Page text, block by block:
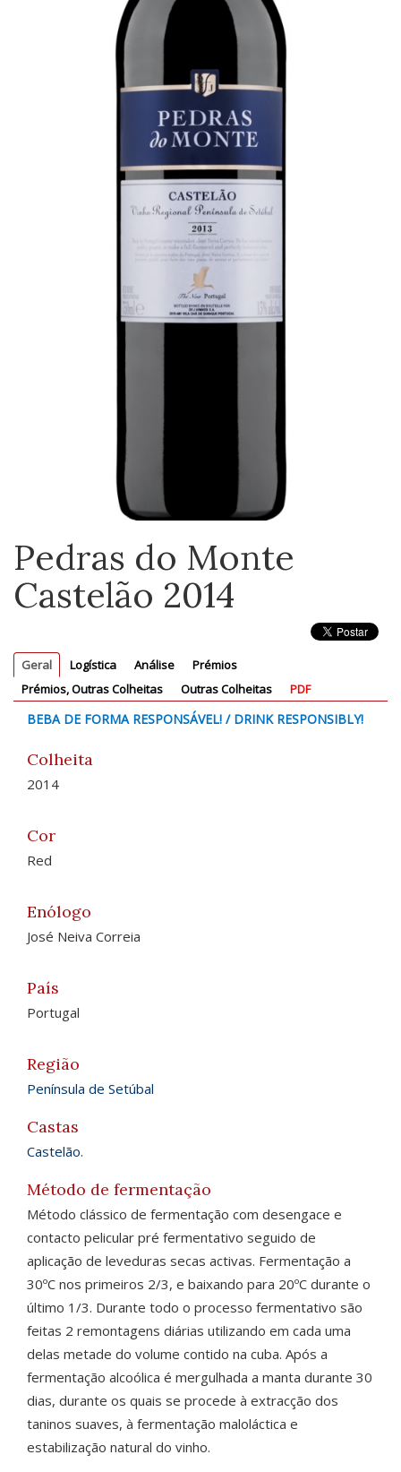
Pedras do Monte
Castelão 2014
Geral Logística Análise
Prémios
Prémios, Outras Colheitas
Outras Colheitas PDF
BEBA DE FORMA RESPONSÁVEL! / DRINK RESPONSIBLY!
Colheita
2014
Cor
Red
Enólogo
José Neiva Correia
País
Portugal
Região
Península de Setúbal
Castas
Castelão.
Método de fermentação
Método clássico de fermentação com desengace e
contacto pelicular pré fermentativo seguido de
aplicação de leveduras secas activas. Fermentação a
30ºC nos primeiros 2/3, e baixando para 20ºC durante o
último 1/3. Durante todo o processo fermentativo são
feitas 2 remontagens diárias utilizando em cada uma
delas metade do volume contido na cuba. Após a
fermentação alcoólica é mergulhada a manta durante 30
dias, durante os quais se procede à extracção dos
taninos suaves, à fermentação maloláctica e
estabilização natural do vinho.